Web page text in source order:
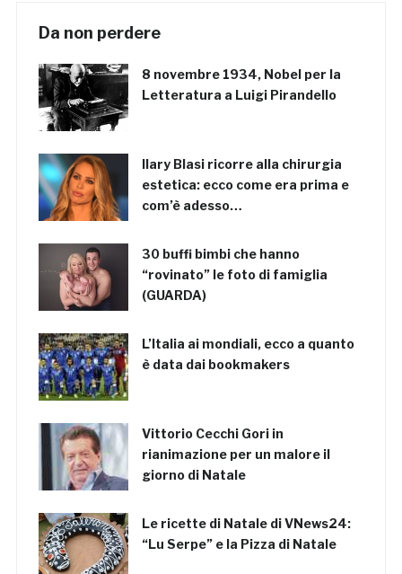
Da non perdere
8 novembre 1934, Nobel per la
Letteratura a Luigi Pirandello
Ilary Blasi ricorre alla chirurgia
estetica: ecco come era prima e
com’è adesso…
30 buffi bimbi che hanno
“rovinato” le foto di famiglia
(GUARDA)
L’Italia ai mondiali, ecco a quanto
è data dai bookmakers
Vittorio Cecchi Gori in
rianimazione per un malore il
giorno di Natale
Le ricette di Natale di VNews24:
“Lu Serpe” e la Pizza di Natale